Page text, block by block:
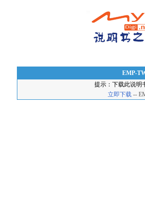
EMP-
提示：下载此说明
立即下载--